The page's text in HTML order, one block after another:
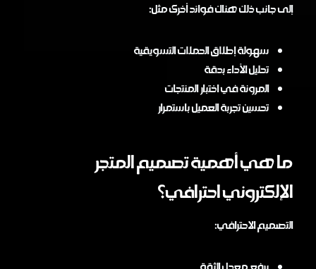
إلى جانب ذلك هناك فوائد أخرى مثل:
سهولة إطلاق الحملات التسويقية
تحليل الأداء بدقة
المرونة في اختبار المنتجات
تحسين تجربة العميل باستمرار
ما هي أهمية تصميم المتجر
الإلكتروني احترافي؟
التصميم الاحترافي: